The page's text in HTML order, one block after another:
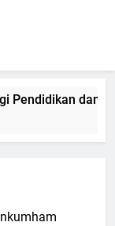
dan